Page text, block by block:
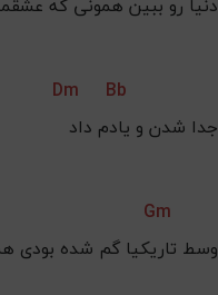
Dm
Bb
جدا شدن و یادم داد
Gm
وسط تاریکیا گم شده بودی